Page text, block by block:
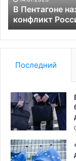
Украины
В Пентагоне
конфликт
Последний